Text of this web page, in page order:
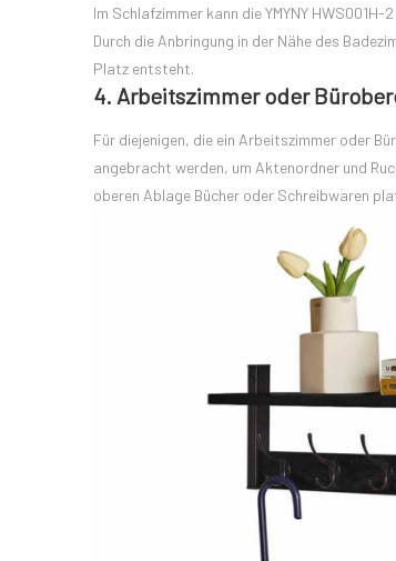
Im Schlafzimmer kann die YMYNY
Durch die Anbringung in der Nähe des
Platz entsteht.
4. Arbeitszimmer oder
Für diejenigen, die ein Arbeitszimmer oder
angebracht werden, um Aktenordner und
oberen Ablage Bücher oder Schreibwaren